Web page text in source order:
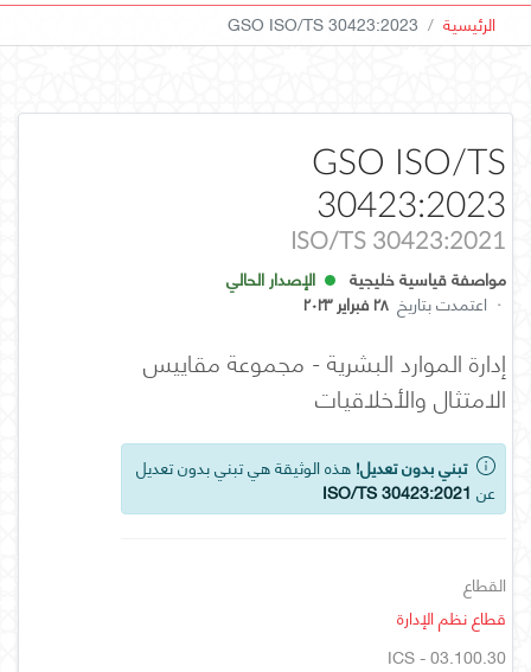
الرئيسية GSO ISO/TS 30423:2023
GSO ISO/TS
30423:2023
ISO/TS 30423:2021
مواصفة قياسية خليجية
الإصدار الحالي
· اعتمدت بتاريخ ٢٨ فبراير ٢٠٢٣
إدارة الموارد البشرية - مجموعة مقاييس
الامتثال والأخلاقيات
تبني بدون تعديل! هذه الوثيقة هي تبني بدون تعديل
عن ISO/TS 30423:2021
القطاع
قطاع نظم الإدارة
ICS - 03.100.30